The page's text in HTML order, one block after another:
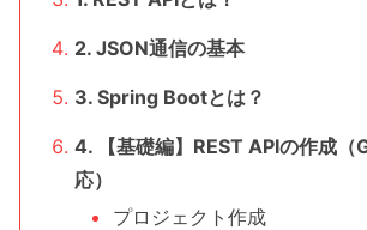
2. JSON通信の基本
3. Spring Bootとは？
4. 【基礎編】REST APIの作成（
応）
プロジェクト作成